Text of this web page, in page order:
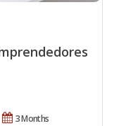
3 Months